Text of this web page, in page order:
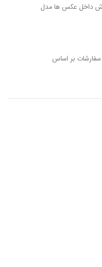
داخل عکس ها مدل
سفارشات بر اساس